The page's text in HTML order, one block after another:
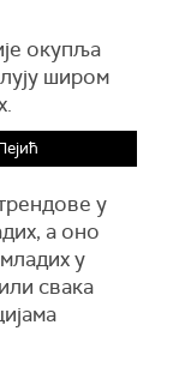
окупља
широм
у
а оно
у
свака